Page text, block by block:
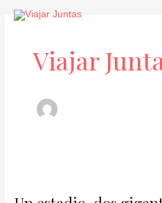
Viajar
Paginación